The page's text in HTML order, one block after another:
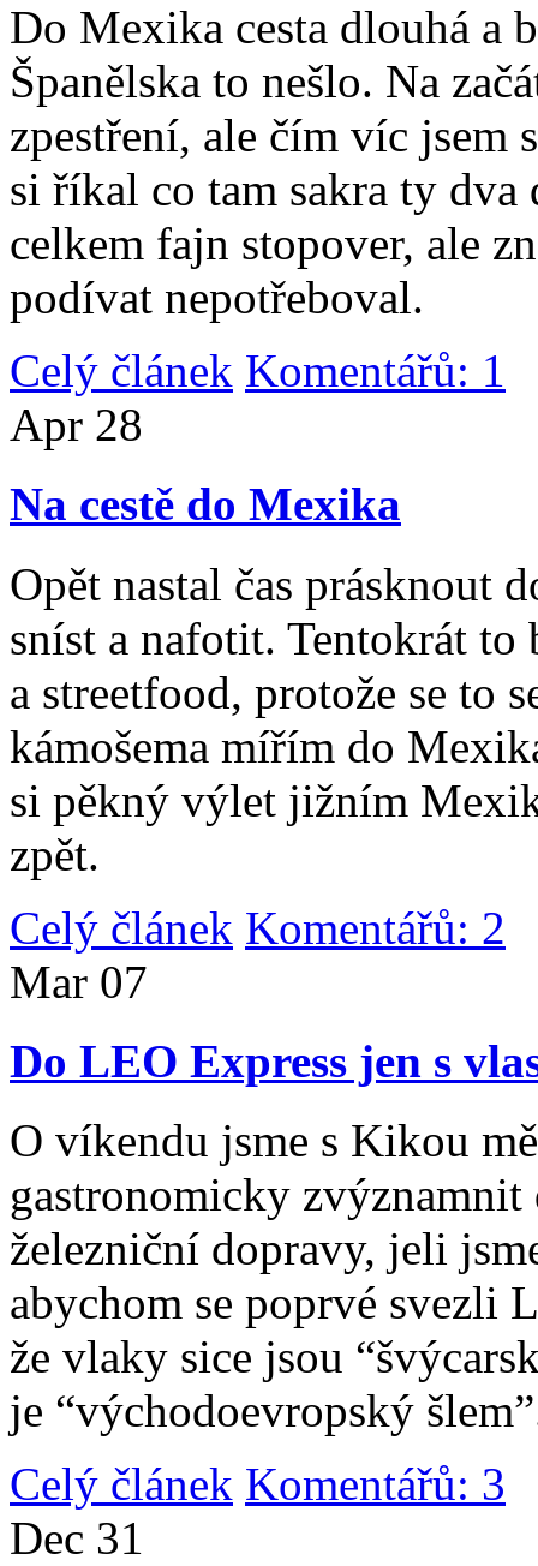
Do Mexika cesta dlouhá a
Španělska to nešlo. Na
zpestření, ale čím víc jsem
si říkal co tam sakra ty
celkem fajn stopover, ale
podívat nepotřeboval.
Celý článek Komentářů: 1
Apr 28
Na cestě do Mexika
Opět nastal čas prásknout
sníst a nafotit. Tentokrát
a streetfood, protože se to
kámošema mířím do
si pěkný výlet jižním
zpět.
Celý článek Komentářů: 2
Mar 07
Do LEO Express jen s
O víkendu jsme s Kikou
gastronomicky
železniční dopravy, jeli
abychom se poprvé svezli
že vlaky sice jsou
je “východoevropský
Celý článek Komentářů: 3
Dec 31